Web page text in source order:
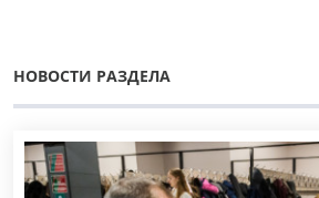
НОВОСТИ РАЗДЕЛА